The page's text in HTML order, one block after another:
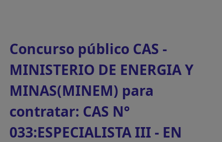
Concurso público CAS -
MINISTERIO DE ENERGIA Y
MINAS(MINEM) para
contratar: CAS N°
033:ESPECIALISTA III - EN